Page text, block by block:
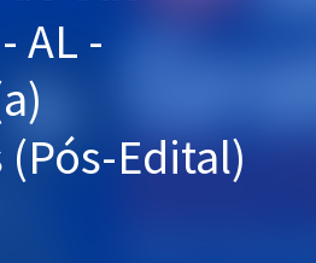
AL -
Edital)